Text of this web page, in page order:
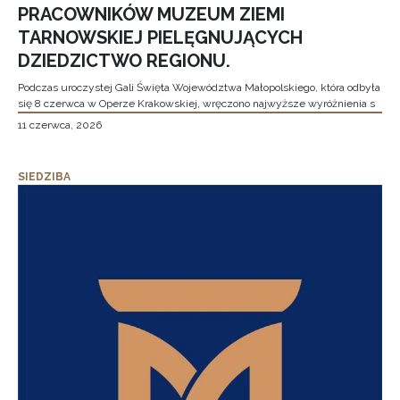
PRACOWNIKÓW MUZEUM ZIEMI
TARNOWSKIEJ PIELĘGNUJĄCYCH
DZIEDZICTWO REGIONU.
Podczas uroczystej Gali Święta Województwa Małopolskiego, która odbyła
się 8 czerwca w Operze Krakowskiej, wręczono najwyższe wyróżnienia s
11 czerwca, 2026
SIEDZIBA